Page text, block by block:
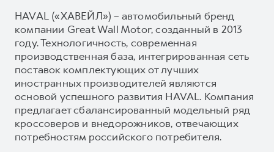
HAVAL («ХАВЕЙЛ») – автомобильный бренд
компании Great Wall Motor, созданный в 2013
году. Технологичность, современная
производственная база, интегрированная сеть
поставок комплектующих от лучших
иностранных производителей являются
основой успешного развития HAVAL. Компания
предлагает сбалансированный модельный ряд
кроссоверов и внедорожников, отвечающих
потребностям российского потребителя.